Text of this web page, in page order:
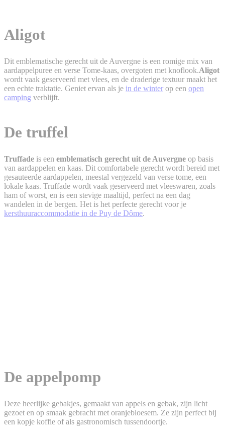
Aligot
Dit emblematische gerecht uit de Auvergne is een romige mix van
aardappelpuree en verse Tome-kaas, overgoten met knoflook.Aligot
wordt vaak geserveerd met vlees, en de draderige textuur maakt het
een echte traktatie. Geniet ervan als je in de winter op een open
camping verblijft.
De truffel
Truffade is een emblematisch gerecht uit de Auvergne op basis
van aardappelen en kaas. Dit comfortabele gerecht wordt bereid met
gesauteerde aardappelen, meestal vergezeld van verse tome, een
lokale kaas. Truffade wordt vaak geserveerd met vleeswaren, zoals
ham of worst, en is een stevige maaltijd, perfect na een dag
wandelen in de bergen. Het is het perfecte gerecht voor je
kersthuuraccommodatie in de Puy de Dôme.
De appelpomp
Deze heerlijke gebakjes, gemaakt van appels en gebak, zijn licht
gezoet en op smaak gebracht met oranjebloesem. Ze zijn perfect bij
een kopje koffie of als gastronomisch tussendoortje.